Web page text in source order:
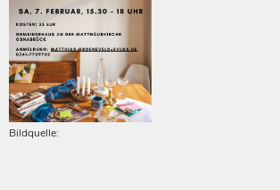
Bildquelle: